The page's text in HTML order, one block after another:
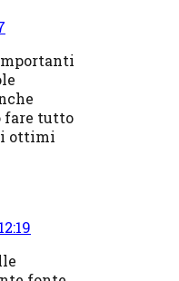
fare tutto
ottimi